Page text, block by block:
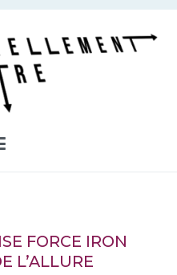
FORCE IRON
L’ALLURE